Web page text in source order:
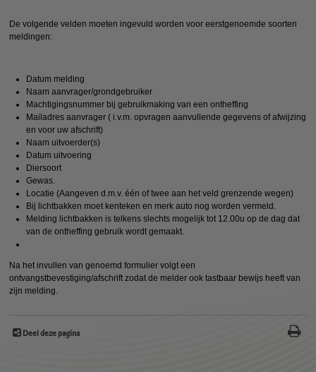
De volgende velden moeten ingevuld worden voor eerstgenoemde soorten
meldingen:
Datum melding
Naam aanvrager/grondgebruiker
Machtigingsnummer bij gebruikmaking van een ontheffing
Mailadres aanvrager ( i.v.m. opvragen aanvullende gegevens of afwijzing
en voor uw afschrift)
Naam uitvoerder(s)
Datum uitvoering
Diersoort
Gewas.
Locatie (Aangeven d.m.v. één of twee aan het veld grenzende wegen)
Bij lichtbakken moet kenteken en merk auto nog worden vermeld.
Melding lichtbakken is telkens slechts mogelijk tot 12.00u op de dag dat
van de ontheffing gebruik wordt gemaakt.
Na het invullen van genoemd formulier volgt een
ontvangstbevestiging/afschrift zodat de melder ook tastbaar bewijs heeft van
zijn melding.
Deel deze pagina